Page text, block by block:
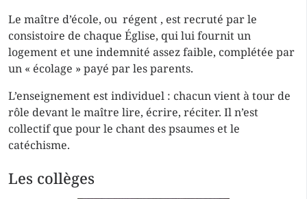
Le maître d’école, ou régent , est recruté par le
consistoire de chaque Église, qui lui fournit un
logement et une indemnité assez faible, complétée par
un « écolage » payé par les parents.
L’enseignement est individuel : chacun vient à tour de
rôle devant le maître lire, écrire, réciter. Il n’est
collectif que pour le chant des psaumes et le
catéchisme.
Les collèges